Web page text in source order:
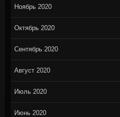
Ноябрь 2020
Октябрь 2020
Сентябрь 2020
Август 2020
Июль 2020
Июнь 2020